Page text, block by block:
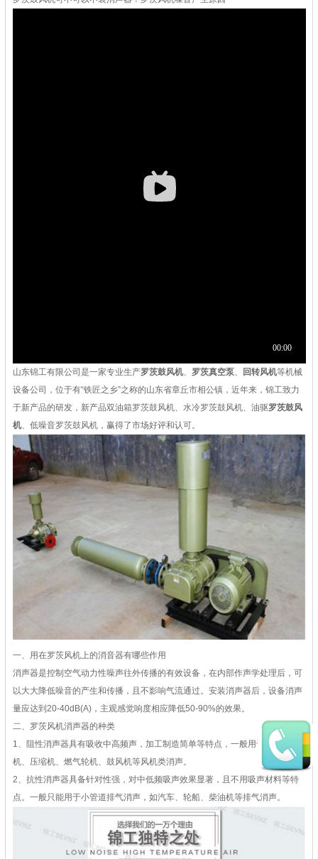
山东锦工有限公司是一家专业生产罗茨鼓风机、 罗茨真空泵、 回转风机等机械
设备公司，位于有“铁匠之乡”之称的山东省章丘市相公镇，近年来，锦工致力
于新产品的研发，新产品双油箱罗茨鼓风机、水冷罗茨鼓风机、油驱罗茨鼓风
机、低噪音罗茨鼓风机，赢得了市场好评和认可。
一、用在罗茨风机上的消音器有哪些作用
消声器是控制空气动力性噪声往外传播的有效设备，在内部作声学处理后，可
以大大降低噪音的产生和传播，且不影响气流通过。安装消声器后，设备消声
量应达到20-40dB(A)，主观感觉响度相应降低50-90%的效果。
二、罗茨风机消声器的种类
1、阻性消声器具有吸收中高频声，加工制造简单等特点，一般用于空调风
机、压缩机、燃气轮机、鼓风机等风机类消声。
2、抗性消声器具备针对性强，对中低频吸声效果显著，且不用吸声材料等特
点。一般只能用于小管道排气消声，如汽车、轮船、柴油机等排气消声。